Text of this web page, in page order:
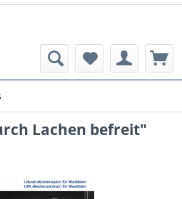
Lachen befreit"